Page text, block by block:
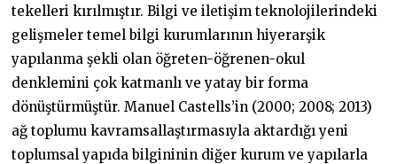
tekelleri kırılmıştır. Bilgi ve iletişim teknolojilerindeki
gelişmeler temel bilgi kurumlarının hiyerarşik
yapılanma şekli olan öğreten-öğrenen-okul
denklemini çok katmanlı ve yatay bir forma
dönüştürmüştür. Manuel Castells’in (2000; 2008; 2013)
ağ toplumu kavramsallaştırmasıyla aktardığı yeni
toplumsal yapıda bilgininin diğer kurum ve yapılarla